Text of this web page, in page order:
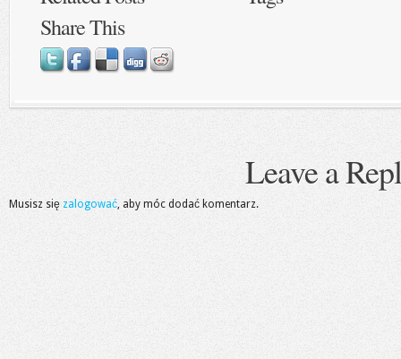
Share This
Leave a
Musisz się zalogować, aby móc dodać komentarz.